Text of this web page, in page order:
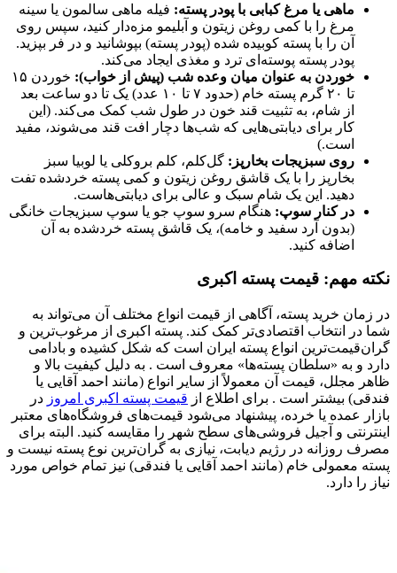
ماهی یا مرغ کبابی با پودر پسته: فیله ماهی سالمون یا سینه
مرغ را با کمی روغن زیتون و آبلیمو مزه‌دار کنید، سپس روی
آن را با پسته کوبیده شده (پودر پسته) بپوشانید و در فر بپزید.
پودر پسته پوسته‌ای ترد و مغذی ایجاد می‌کند.
خوردن به عنوان میان وعده شب (پیش از خواب):
خوردن ۱۵
تا ۲۰ گرم پسته خام (حدود ۷ تا ۱۰ عدد) یک تا دو ساعت بعد
از شام، به تثبیت قند خون در طول شب کمک می‌کند. (این
کار برای دیابتی‌هایی که شب‌ها دچار افت قند می‌شوند، مفید
است.)
روی سبزیجات بخارپز: گل‌کلم، کلم بروکلی یا لوبیا سبز
بخارپز را با یک قاشق روغن زیتون و کمی پسته خردشده تفت
دهید. این یک شام سبک و عالی برای دیابتی‌هاست.
در کنار سوپ: هنگام سرو سوپ جو یا سوپ سبزیجات خانگی
(بدون آرد سفید و خامه)، یک قاشق پسته خردشده به آن
اضافه کنید.
نکته مهم: قیمت پسته اکبری
در زمان خرید پسته، آگاهی از قیمت انواع مختلف آن می‌تواند به
شما در انتخاب اقتصادی‌تر کمک کند. پسته اکبری از مرغوب‌ترین و
گران‌قیمت‌ترین انواع پسته ایران است که شکل کشیده و بادامی
دارد و به «سلطان پسته‌ها» معروف است . به دلیل کیفیت بالا و
ظاهر مجلل، قیمت آن معمولاً از سایر انواع (مانند احمد آقایی یا
فندقی) بیشتر است . برای اطلاع از قیمت پسته اکبری امروز در
بازار عمده یا خرده، پیشنهاد می‌شود قیمت‌های فروشگاه‌های معتبر
اینترنتی و آجیل فروشی‌های سطح شهر را مقایسه کنید. البته برای
مصرف روزانه در رژیم دیابت، نیازی به گران‌ترین نوع پسته نیست و
پسته معمولی خام (مانند احمد آقایی یا فندقی) نیز تمام خواص مورد
نیاز را دارد.